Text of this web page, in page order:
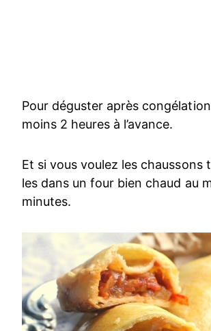
Pour déguster après
moins 2 heures à l’avance.
Et si vous voulez les chaussons
les dans un four bien chaud au
minutes.